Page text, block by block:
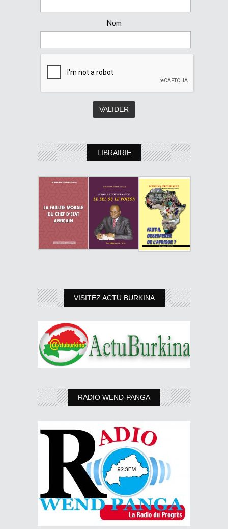
Nom
LIBRAIRIE
VISITEZ ACTU BURKINA
RADIO WEND-PANGA